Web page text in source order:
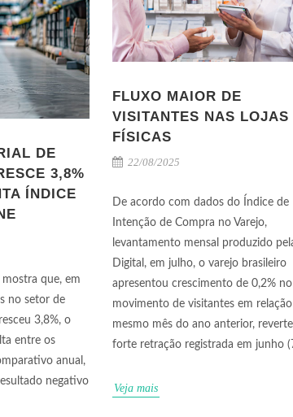
DE
3,8%
ÍNDICE
que, em
no setor de
3,8%, o
entre os
anual,
negativo
FLUXO MAIOR DE
VISITANTES NAS LOJAS
FÍSICAS
22/08/2025
De acordo com dados do Índice de
Intenção de Compra no Varejo,
levantamento mensal produzido
Digital, em julho, o varejo brasileiro
apresentou crescimento de 0,2% no
movimento de visitantes em
mesmo mês do ano anterior,
forte retração registrada em junho
Veja mais